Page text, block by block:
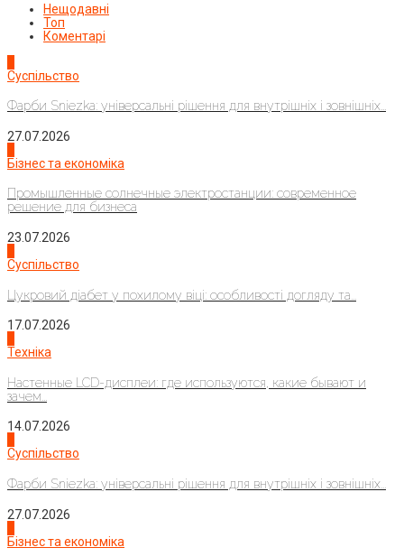
Нещодавні
Топ
Коментарі
Суспільство
Фарби Sniezka: універсальні рішення для внутрішніх і зовнішніх...
27.07.2026
Бізнес та економіка
Промышленные солнечные электростанции: современное
решение для бизнеса
23.07.2026
Суспільство
Цукровий діабет у похилому віці: особливості догляду та...
17.07.2026
Техніка
Настенные LCD-дисплеи: где используются, какие бывают и
зачем...
14.07.2026
Суспільство
Фарби Sniezka: універсальні рішення для внутрішніх і зовнішніх...
27.07.2026
Бізнес та економіка